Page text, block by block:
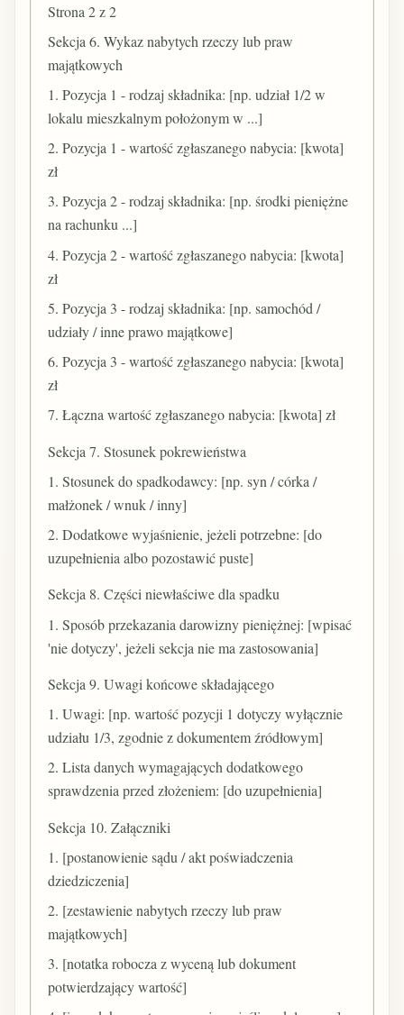
Strona 2 z 2
Sekcja 6. Wykaz nabytych rzeczy lub praw
majątkowych
1. Pozycja 1 - rodzaj składnika: [np. udział 1/2 w
lokalu mieszkalnym położonym w ...]
2. Pozycja 1 - wartość zgłaszanego nabycia: [kwota]
zł
3. Pozycja 2 - rodzaj składnika: [np. środki pieniężne
na rachunku ...]
4. Pozycja 2 - wartość zgłaszanego nabycia: [kwota]
zł
5. Pozycja 3 - rodzaj składnika: [np. samochód /
udziały / inne prawo majątkowe]
6. Pozycja 3 - wartość zgłaszanego nabycia: [kwota]
zł
7. Łączna wartość zgłaszanego nabycia: [kwota] zł
Sekcja 7. Stosunek pokrewieństwa
1. Stosunek do spadkodawcy: [np. syn / córka /
małżonek / wnuk / inny]
2. Dodatkowe wyjaśnienie, jeżeli potrzebne: [do
uzupełnienia albo pozostawić puste]
Sekcja 8. Części niewłaściwe dla spadku
1. Sposób przekazania darowizny pieniężnej: [wpisać
'nie dotyczy', jeżeli sekcja nie ma zastosowania]
Sekcja 9. Uwagi końcowe składającego
1. Uwagi: [np. wartość pozycji 1 dotyczy wyłącznie
udziału 1/3, zgodnie z dokumentem źródłowym]
2. Lista danych wymagających dodatkowego
sprawdzenia przed złożeniem: [do uzupełnienia]
Sekcja 10. Załączniki
1. [postanowienie sądu / akt poświadczenia
dziedziczenia]
2. [zestawienie nabytych rzeczy lub praw
majątkowych]
3. [notatka robocza z wyceną lub dokument
potwierdzający wartość]